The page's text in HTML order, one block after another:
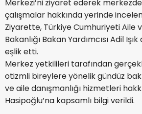
Merkezi’ni ziyaret ederek
çalışmalar hakkında yerinde
Ziyarette, Türkiye Cumhuriyeti Aile
Bakanlığı Bakan Yardımcısı Adil
eşlik etti.
Merkez yetkilileri tarafından
otizmli bireylere yönelik gündüz
ve aile danışmanlığı hizmetleri
Hasipoğlu’na kapsamlı bilgi verildi.